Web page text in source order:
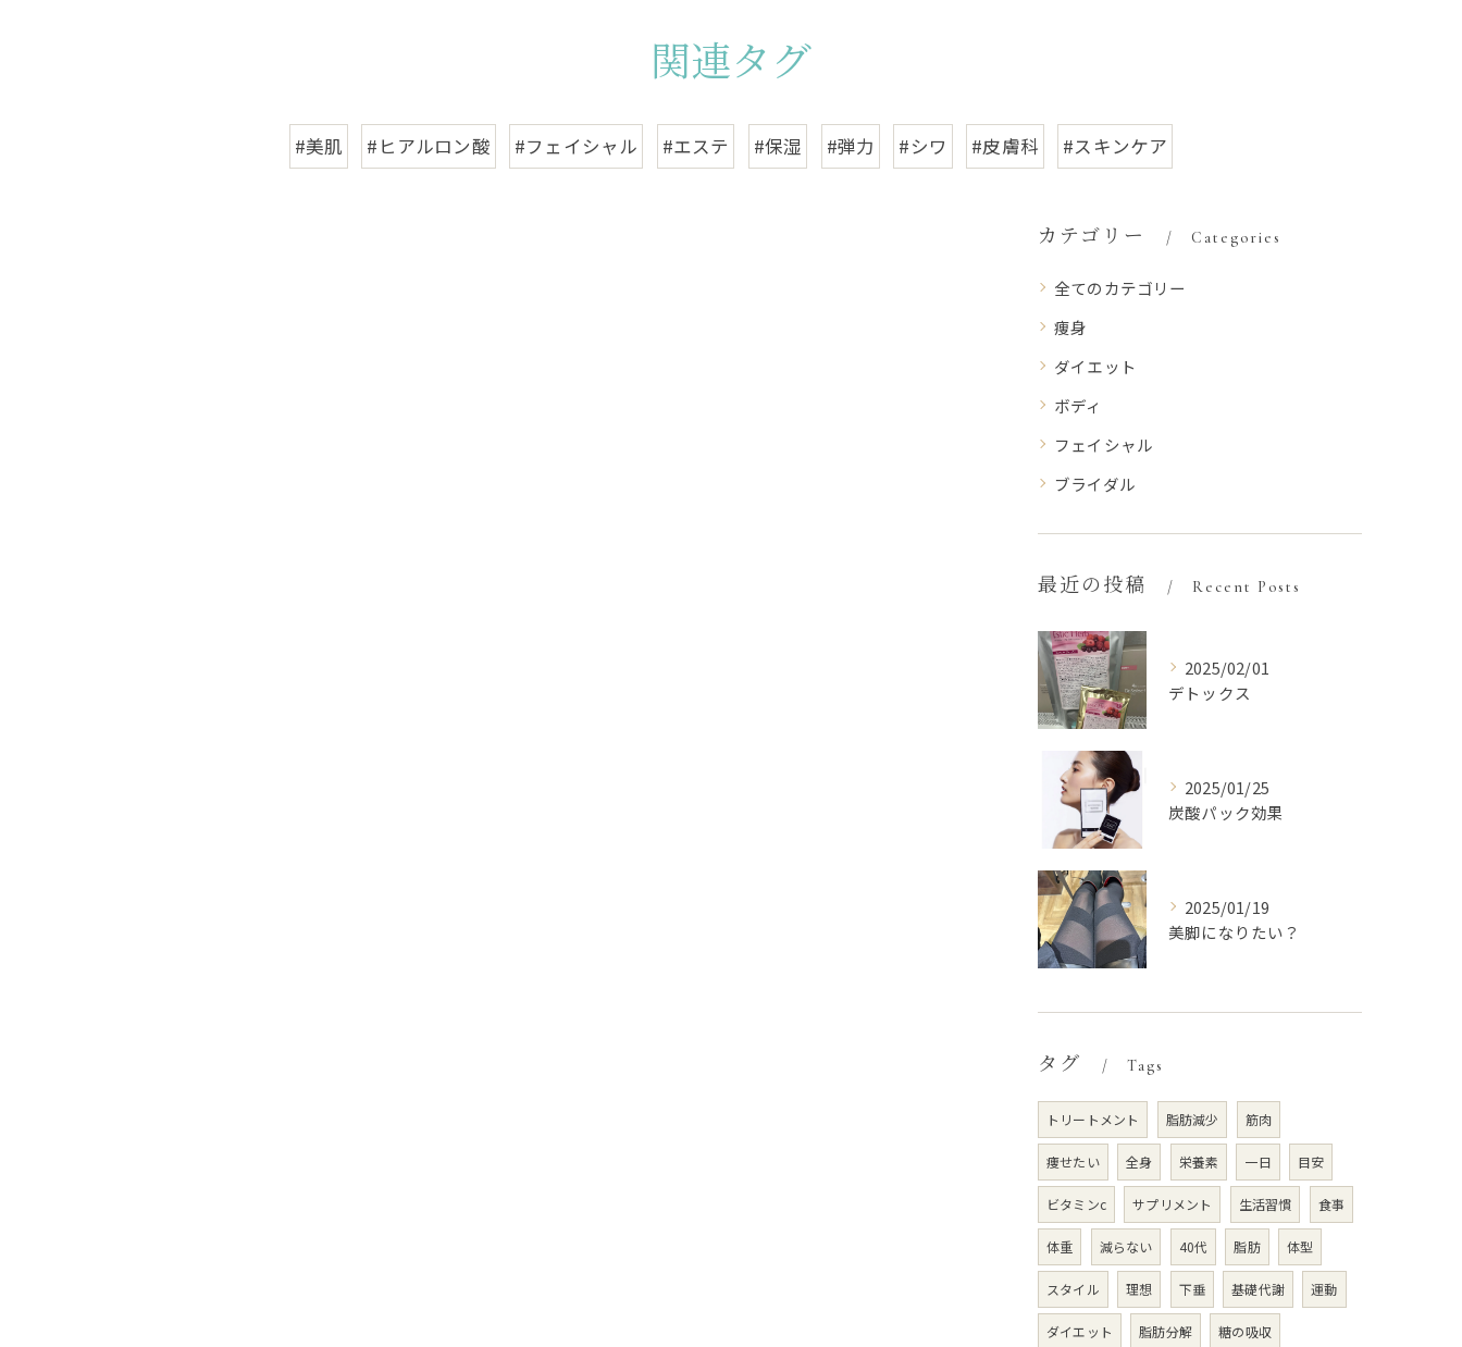
関連タグ
#美肌 #ヒアルロン酸 #フェイシャル #エステ #保湿 #弾力 #シワ #皮膚科 #スキンケア
カテゴリー Categories
全てのカテゴリー
痩身
ダイエット
ボディ
フェイシャル
ブライダル
最近の投稿 Recent Posts
2025/02/01
デトックス
2025/01/25
炭酸パック効果
2025/01/19
美脚になりたい？
タグ Tags
トリートメント 脂肪減少 筋肉
痩せたい 全身 栄養素 一日 目安
ビタミンc サプリメント 生活習慣 食事
体重 減らない 40代 脂肪 体型
スタイル 理想 下垂 基礎代謝 運動
ダイエット 脂肪分解 糖の吸収